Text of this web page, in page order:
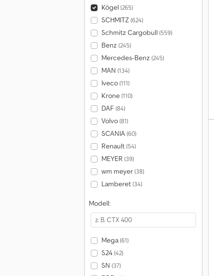
Kögel (265)
SCHMITZ(624)
Schmitz Cargobull (559)
Benz (245)
Mercedes-Benz (245)
MAN (134)
Iveco(111)
Krone(110)
DAF (84)
Volvo(81)
SCANIA(60)
Renault(54)
MEYER (39)
wm meyer(38)
Lamberet(34)
Modell:
Mega(61)
S24(42)
SN (37)